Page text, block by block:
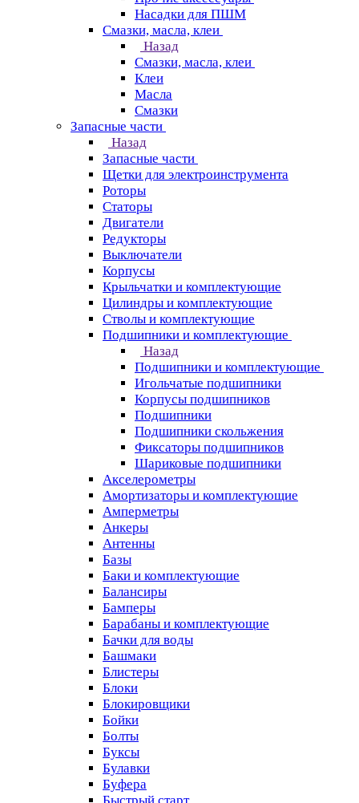
Насадки для ПШМ
Смазки, масла, клеи
Назад
Смазки, масла, клеи
Клеи
Масла
Смазки
Запасные части
Назад
Запасные части
Щетки для электроинструмента
Роторы
Статоры
Двигатели
Редукторы
Выключатели
Корпусы
Крыльчатки и комплектующие
Цилиндры и комплектующие
Стволы и комплектующие
Подшипники и комплектующие
Назад
Подшипники и комплектующие
Игольчатые подшипники
Корпусы подшипников
Подшипники
Подшипники скольжения
Фиксаторы подшипников
Шариковые подшипники
Акселерометры
Амортизаторы и комплектующие
Амперметры
Анкеры
Антенны
Базы
Баки и комплектующие
Балансиры
Бамперы
Барабаны и комплектующие
Бачки для воды
Башмаки
Блистеры
Блоки
Блокировщики
Бойки
Болты
Буксы
Булавки
Буфера